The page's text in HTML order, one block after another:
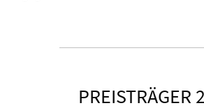
PREISTRÄGER